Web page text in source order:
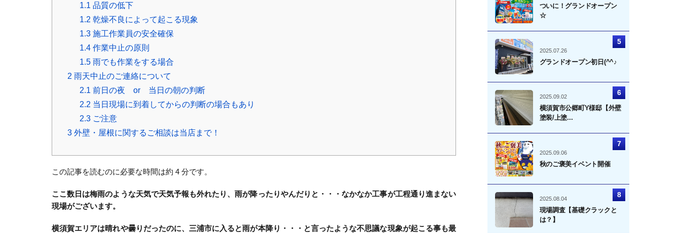
1.1 品質の低下
1.2 乾燥不良によって起こる現象
1.3 施工作業員の安全確保
1.4 作業中止の原則
1.5 雨でも作業をする場合
2 雨天中止のご連絡について
2.1 前日の夜 or 当日の朝の判断
2.2 当日現場に到着してからの判断の場合もあり
2.3 ご注意
3 外壁・屋根に関するご相談は当店まで！
この記事を読むのに必要な時間は約 4 分です。
ここ数日は梅雨のような天気で天気予報も外れたり、雨が降ったりやんだりと・・・なかなか工事が工程通り進まない
現場がございます。
横須賀エリアは晴れや曇りだったのに、三浦市に入ると雨が本降り・・・と言ったような不思議な現象が起こる事も最
ついに！グランドオープン
☆
2025.07.26
グランドオープン初日(^^♪
2025.09.02
横須賀市公郷町Y様邸【外壁
塗装/上塗...
2025.09.06
秋のご褒美イベント開催
2025.08.04
現場調査【基礎クラックと
は？】